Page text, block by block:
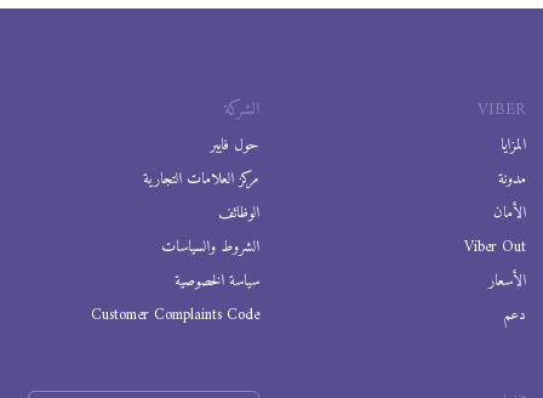
VIBER
المزايا
مدونة
الأمان
Viber Out
الأسعار
دعم
الشركة
حول فايبر
مركز العلامات التجارية
الوظائف
الشروط والسياسات
سياسة الخصوصية
Customer Complaints Code